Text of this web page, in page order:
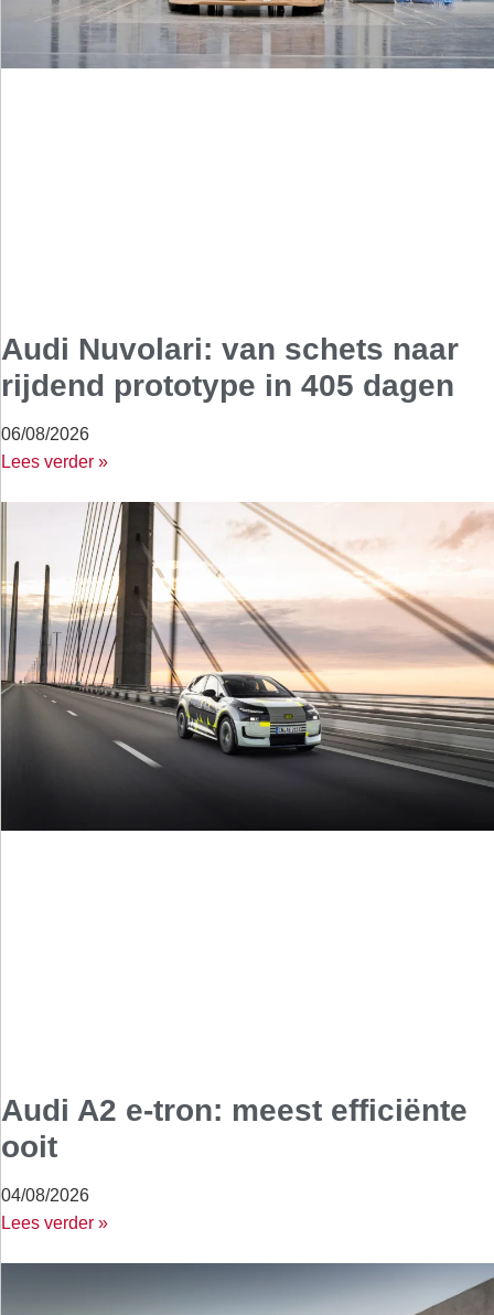
Audi Nuvolari: van schets naar
rijdend prototype in 405 dagen
06/08/2026
Lees verder »
Audi A2 e-tron: meest efficiënte
ooit
04/08/2026
Lees verder »